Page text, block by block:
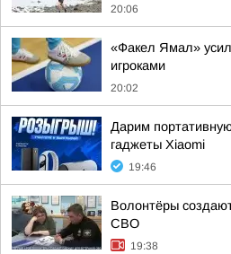
20:06
«Факел Ямал»
игроками
20:02
Дарим
гаджеты Xiaomi
19:46
Волонтёры
СВО
19:38